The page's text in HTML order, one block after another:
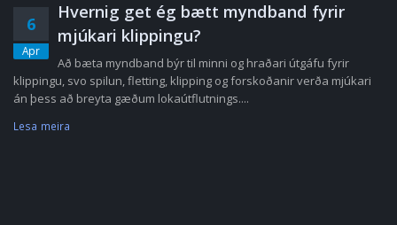
6
Apr
Hvernig get ég bætt myndband fyrir
mjúkari klippingu?
Að bæta myndband býr til minni og hraðari útgáfu fyrir
klippingu, svo spilun, fletting, klipping og forskoðanir verða mjúkari
án þess að breyta gæðum lokaútflutnings....
Lesa meira